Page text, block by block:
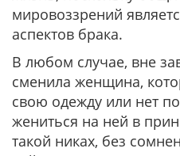
мировоззрений
аспектов брака.
В любом случае, вне
сменила женщина,
свою одежду или нет
жениться на ней в
такой никах, без